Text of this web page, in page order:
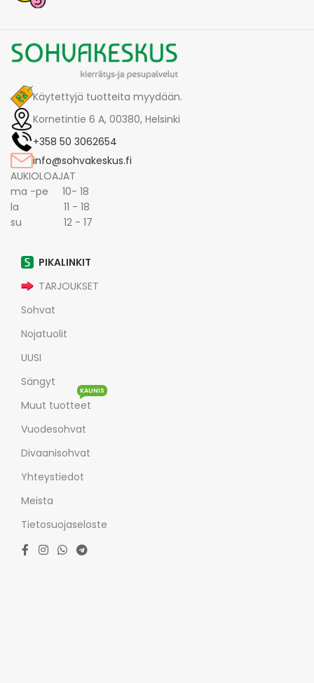
Käytettyjä tuotteita myydään.
Kornetintie 6 A, 00380, Helsinki
+358 50 3062654
info@sohvakeskus.fi
AUKIOLOAJAT
ma -pe 10- 18
la 11 - 18
su 12 - 17
PIKALINKIT
TARJOUKSET
Sohvat
Nojatuolit
UUSI
Sängyt
Muut tuotteet
KAUNIS
Vuodesohvat
Divaanisohvat
Yhteystiedot
Meista
Tietosuojaseloste